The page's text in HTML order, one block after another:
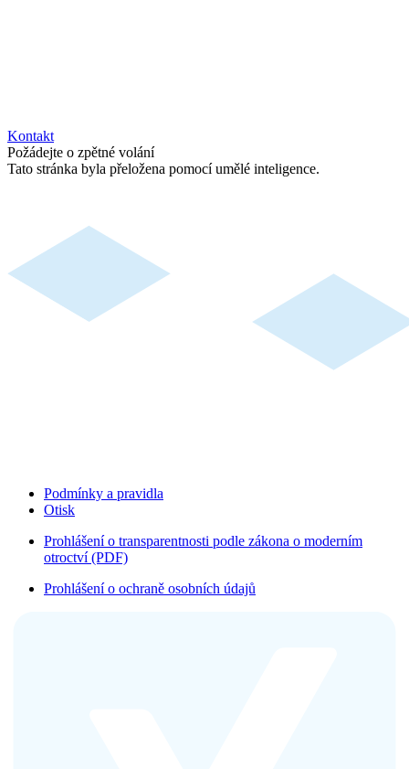
Kontakt
Požádejte o zpětné volání
Tato stránka byla přeložena pomocí umělé inteligence.
Podmínky a pravidla
Otisk
Prohlášení o transparentnosti podle zákona o moderním
otroctví (PDF)
Prohlášení o ochraně osobních údajů